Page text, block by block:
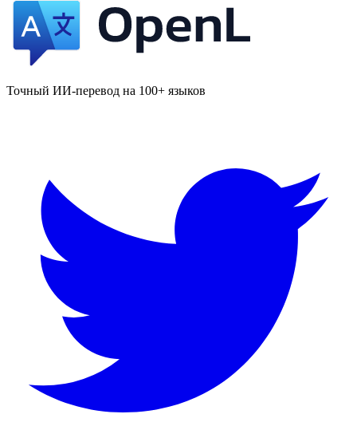
Точный ИИ-перевод на 100+ языков